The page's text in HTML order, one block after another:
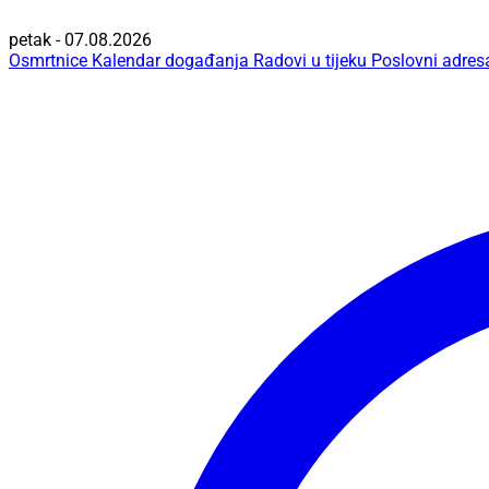
petak - 07.08.2026
Osmrtnice Kalendar događanja Radovi u tijeku Poslovni